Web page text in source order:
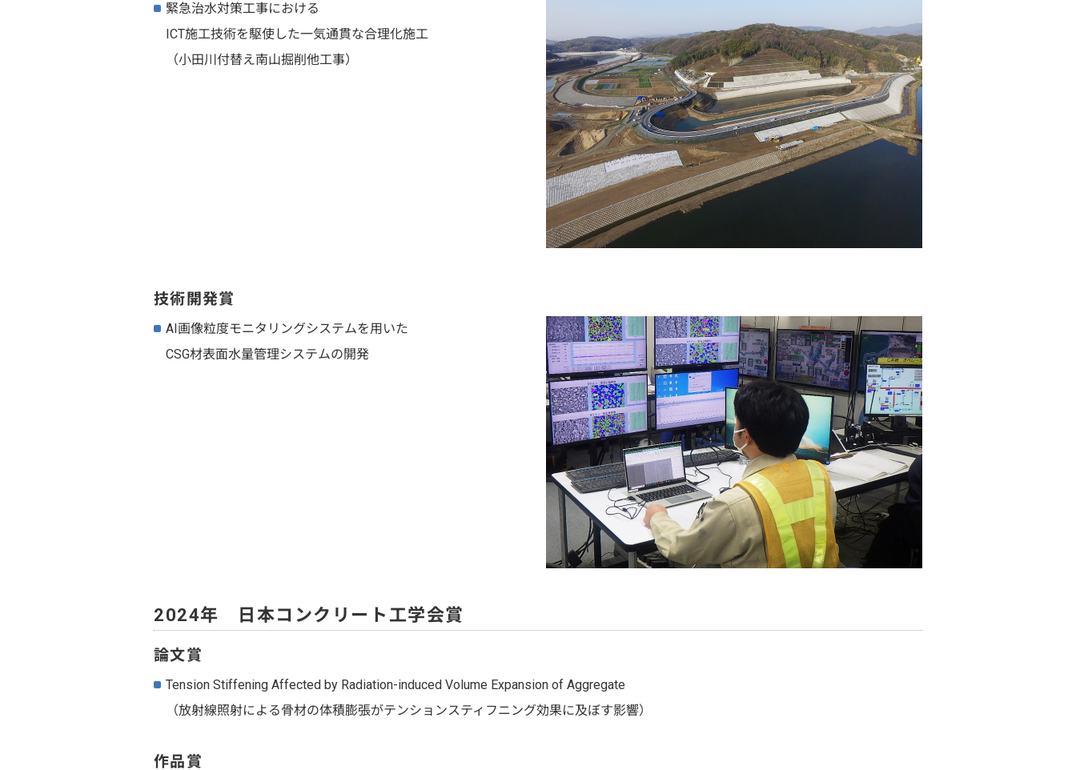
緊急治水対策工事における
ICT施工技術を駆使した一気通貫な合理化施工
（小田川付替え南山掘削他工事）
技術開発賞
AI画像粒度モニタリングシステムを用いた
CSG材表面水量管理システムの開発
2024年 日本コンクリート工学会賞
論文賞
Tension Stiffening Affected by Radiation-induced Volume Expansion of Aggregate
（放射線照射による骨材の体積膨張がテンションスティフニング効果に及ぼす影響）
作品賞